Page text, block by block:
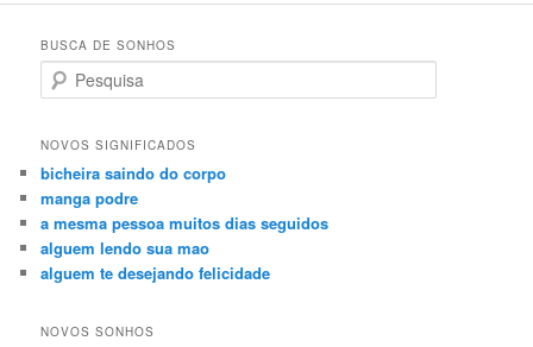
BUSCA DE SONHOS
Search
NOVOS SIGNIFICADOS
bicheira saindo do corpo
manga podre
a mesma pessoa muitos dias seguidos
alguem lendo sua mao
alguem te desejando felicidade
NOVOS SONHOS